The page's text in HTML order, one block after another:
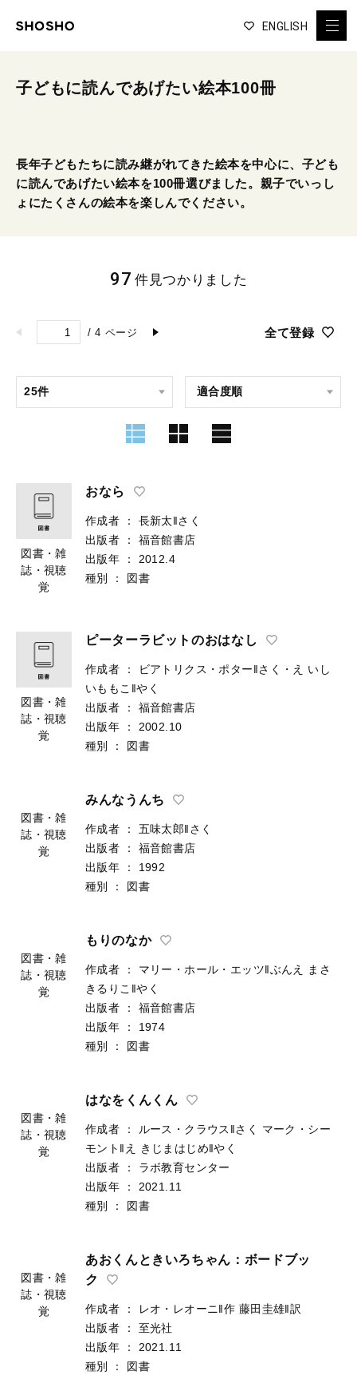
ENGLISH
子どもに読んであげたい絵本100冊
長年子どもたちに読み継がれてきた絵本を中心に、子ども
に読んであげたい絵本を100冊選びました。親子でいっし
ょにたくさんの絵本を楽しんでください。
/ 4 ページ 全て登録
97 件見つかりました
図書・雑
誌・視聴
覚
おなら
作成者 ：
長新太‖さく
出版者
：
福音館書店
出版年
：
2012.4
種別
： 図書
図書・雑
誌・視聴
覚
ピーターラビットのおはなし
作成者 ： ビアトリクス・ポター‖さく・え
いし
いももこ‖やく
出版者
：
福音館書店
出版年
：
2002.10
種別
： 図書
図書・雑
誌・視聴
覚
みんなうんち
作成者 ：
五味太郎‖さく
出版者
：
福音館書店
出版年
：
1992
種別
： 図書
図書・雑
誌・視聴
覚
もりのなか
作成者 ： マリー・ホール・エッツ‖ぶんえ
まさ
きるりこ‖やく
出版者
：
福音館書店
出版年
：
1974
種別
： 図書
図書・雑
誌・視聴
覚
はなをくんくん
作成者 ： ルース・クラウス‖さく
マーク・シー
モント‖え
きじまはじめ‖やく
出版者
：
ラボ教育センター
出版年
：
2021.11
種別
： 図書
図書・雑
誌・視聴
覚
あおくんときいろちゃん：ボードブッ
ク
作成者 ： レオ・レオーニ‖作 藤田圭雄‖訳
出版者
：
至光社
出版年
：
2021.11
種別
： 図書